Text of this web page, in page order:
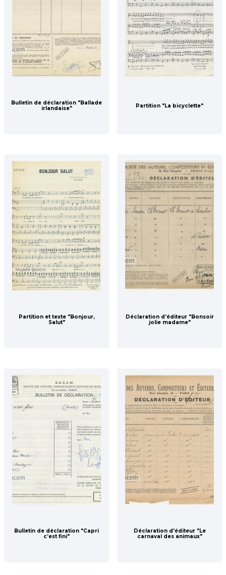
Bulletin de déclaration "Ballade
irlandaise"
Partition "La bicyclette"
Partition et texte "Bonjour,
Salut"
Déclaration d'éditeur "Bonsoir
jolie madame"
Bulletin de déclaration "Capri
c’est fini"
Déclaration d'éditeur "Le
carnaval des animaux"